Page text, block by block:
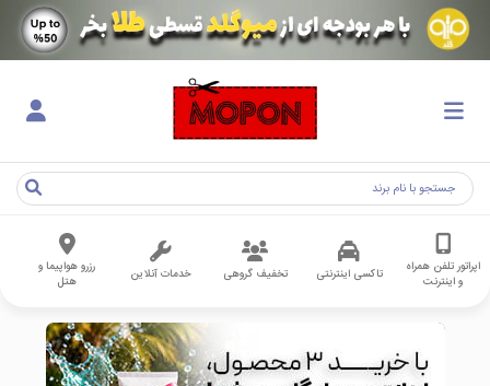
اپراتور تلفن همراه
و اینترنت
تاکسی اینترنتی تخفیف گروهی خدمات آنلاین
رزرو هواپیما و
هتل